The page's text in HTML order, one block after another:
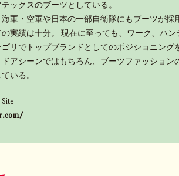
ックスのブーツとしている。
軍・空軍や日本の一部自衛隊にもブーツが採
実績は十分。 現在に至っても、ワーク、ハン
リでトップブランドとしてのポジショニング
ドアシーンではもちろん、ブーツファッション
いる。